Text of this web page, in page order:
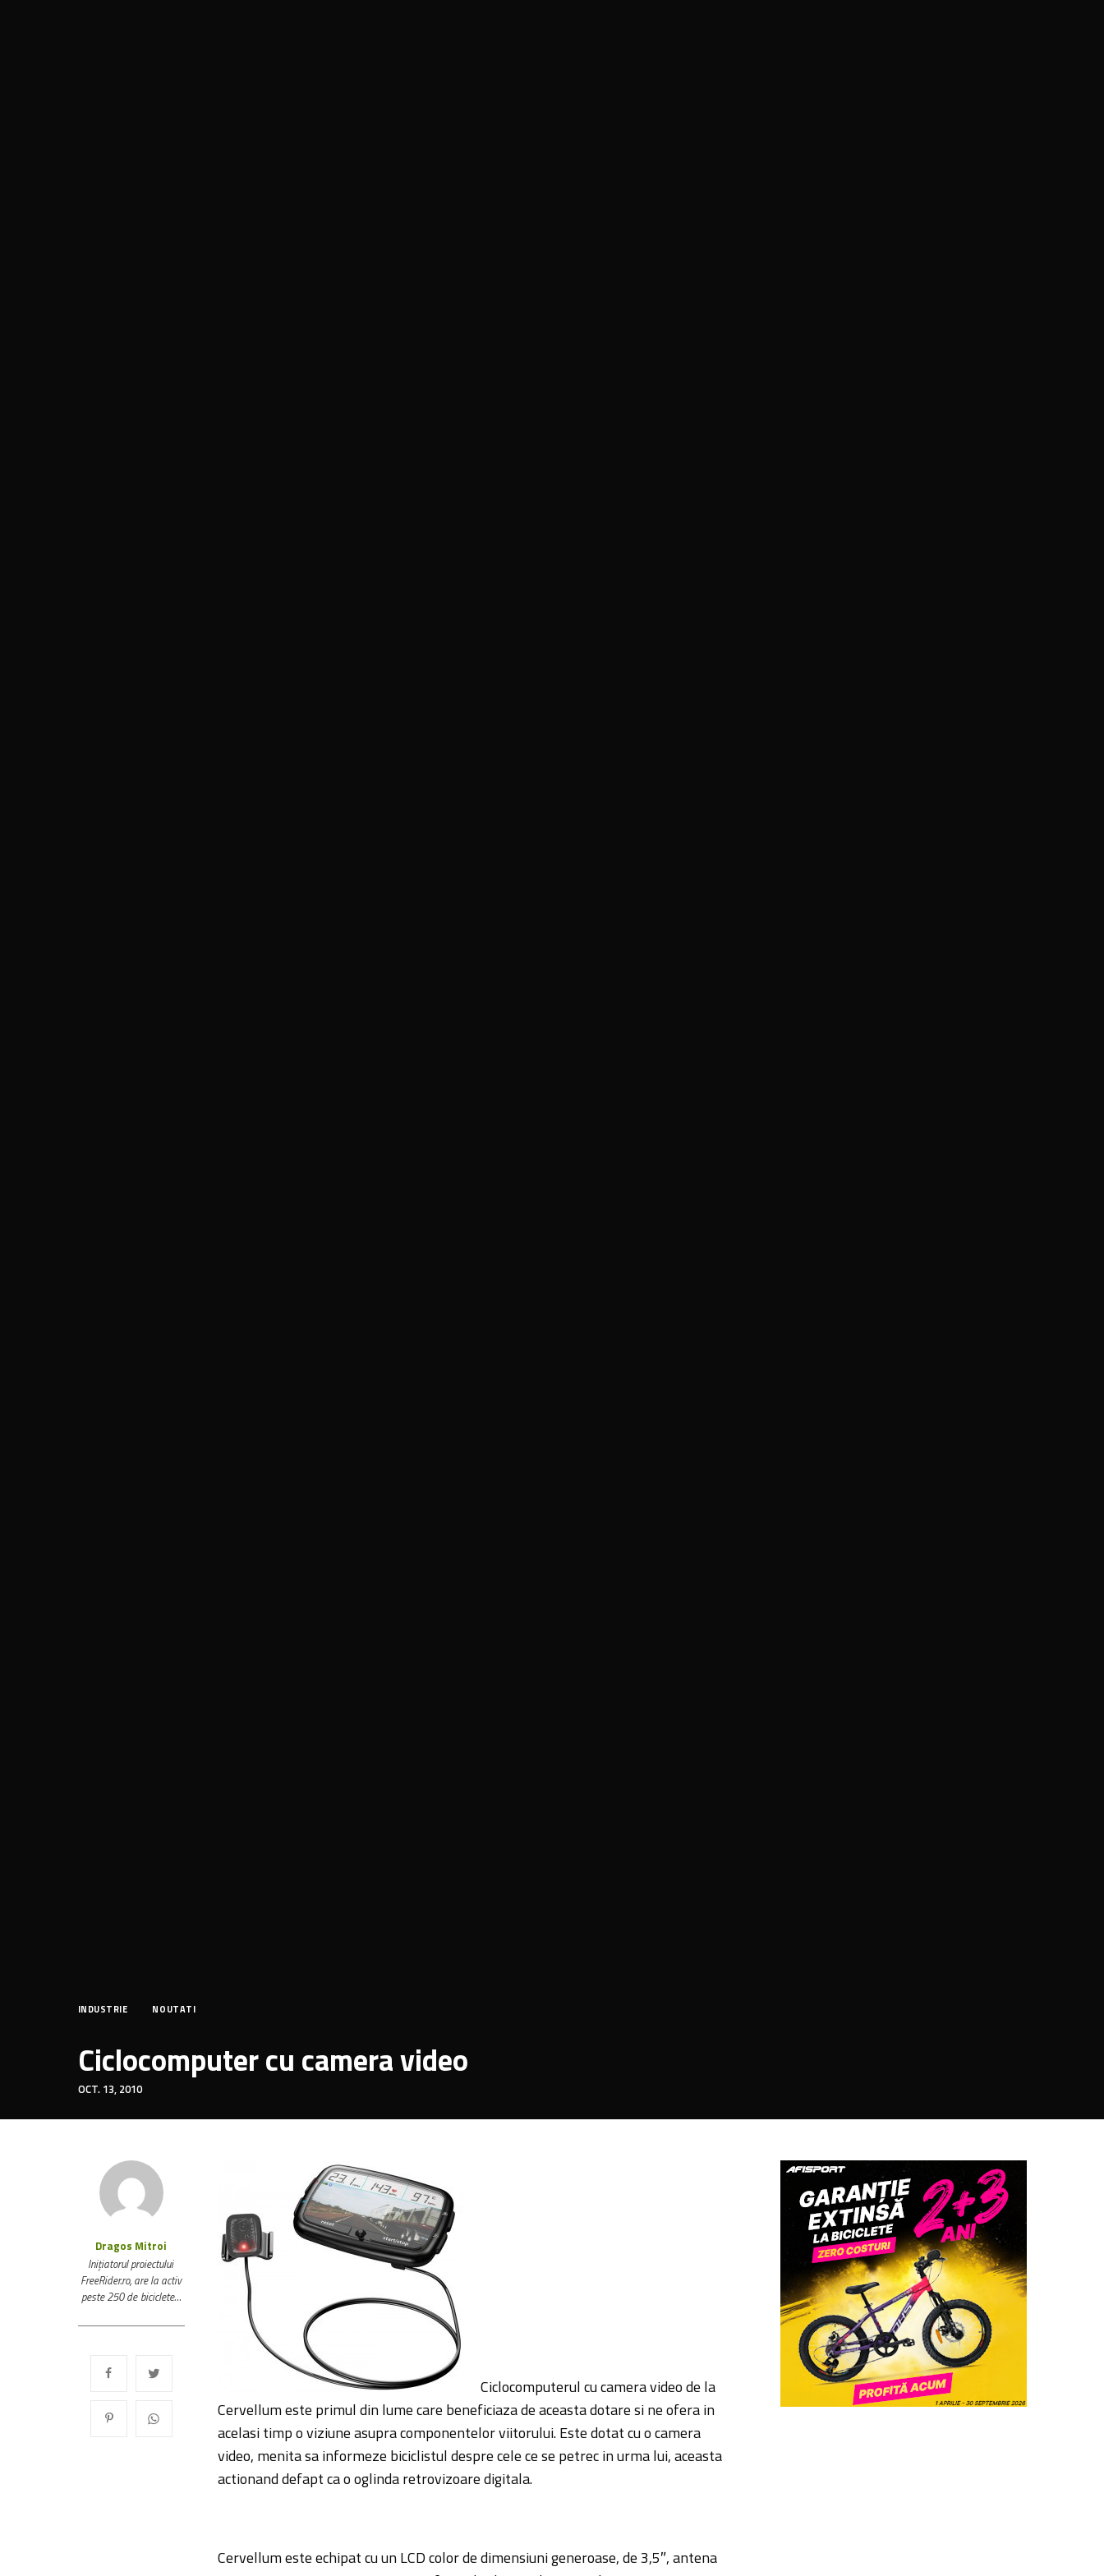
INDUSTRIE NOUTATI
Ciclocomputer cu camera video
OCT. 13, 2010
Dragos Mitroi
Inițiatorul proiectului
FreeRider.ro, are la activ
peste 250 de biciclete…
Ciclocomputerul cu camera video de la
Cervellum este primul din lume care beneficiaza de aceasta dotare si ne ofera in
acelasi timp o viziune asupra componentelor viitorului. Este dotat cu o camera
video, menita sa informeze biciclistul despre cele ce se petrec in urma lui, aceasta
actionand defapt ca o oglinda retrovizoare digitala.
Cervellum este echipat cu un LCD color de dimensiuni generoase, de 3,5″, antena